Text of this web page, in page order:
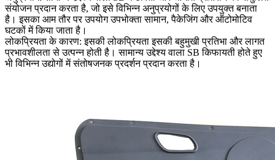
संयोजन प्रदान करता है, जो इसे विभिन्न अनुप्रयोगों के लिए उपयुक्त बनाता
है। इसका आम तौर पर उपयोग उपभोक्ता सामान, पैकेजिंग और ऑटोमोटिव
घटकों में किया जाता है।
लोकप्रियता के कारण: इसकी लोकप्रियता इसकी बहुमुखी प्रतिभा और लागत
प्रभावशीलता से उत्पन्न होती है। सामान्य उद्देश्य वाला SB किफायती होते हुए
भी विभिन्न उद्योगों में संतोषजनक प्रदर्शन प्रदान करता है।